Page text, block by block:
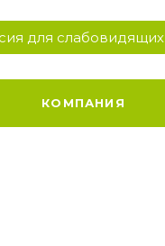
для слабовидящих
КОМПАНИЯ